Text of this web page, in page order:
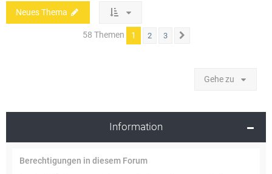
Neues Thema
58 Themen 1 2 3
Gehe zu
Information
Berechtigungen in diesem Forum